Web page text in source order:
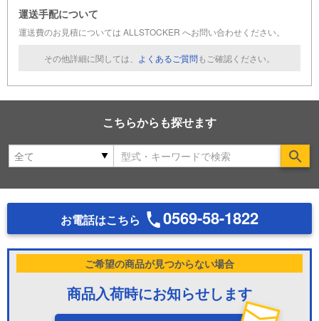
運送手配について
運送費のお見積については ALLSTOCKER へお問い合わせください。
その他詳細に関しては、 よくあるご質問もご確認ください。
こちらからも探せます
お電話はこちら 0569-58-1822
ご希望の商品が見つからない場合
商品入荷時にお知らせします